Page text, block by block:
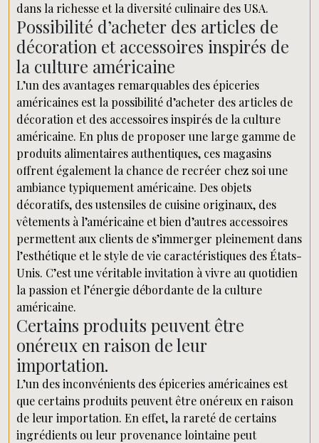
dans la richesse et la diversité culinaire des USA.
Possibilité d’acheter des articles de
décoration et accessoires inspirés de
la culture américaine
L’un des avantages remarquables des épiceries
américaines est la possibilité d’acheter des articles de
décoration et des accessoires inspirés de la culture
américaine. En plus de proposer une large gamme de
produits alimentaires authentiques, ces magasins
offrent également la chance de recréer chez soi une
ambiance typiquement américaine. Des objets
décoratifs, des ustensiles de cuisine originaux, des
vêtements à l’américaine et bien d’autres accessoires
permettent aux clients de s’immerger pleinement dans
l’esthétique et le style de vie caractéristiques des États-
Unis. C’est une véritable invitation à vivre au quotidien
la passion et l’énergie débordante de la culture
américaine.
Certains produits peuvent être
onéreux en raison de leur
importation.
L’un des inconvénients des épiceries américaines est
que certains produits peuvent être onéreux en raison
de leur importation. En effet, la rareté de certains
ingrédients ou leur provenance lointaine peut